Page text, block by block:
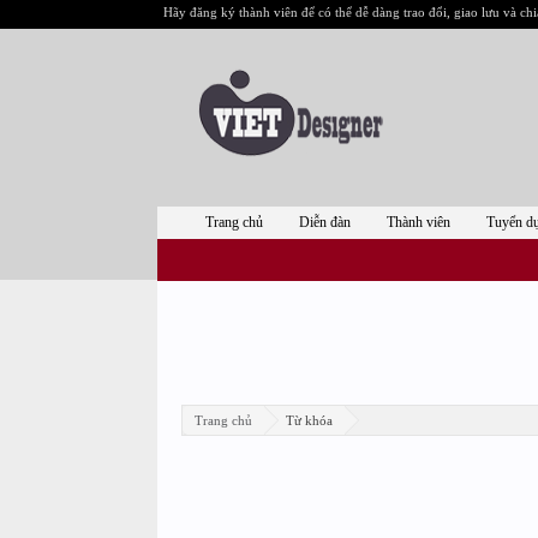
Hãy đăng ký thành viên để có thể dễ dàng trao đổi, giao lưu và
Trang chủ Từ khóa
Trang chủ Diễn đàn Thành viên Tuyển